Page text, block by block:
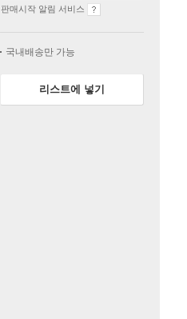
판매시작 알림 서비스
국내배송만 가능
리스트에 넣기